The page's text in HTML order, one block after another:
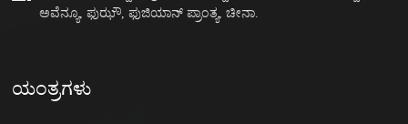
ಅವೆನ್ಯೂ, ಫುಝೌ, ಫುಜಿಯಾನ್ ಪ್ರಾಂತ್ಯ, ಚೀನಾ.
ಯಂತ್ರಗಳು